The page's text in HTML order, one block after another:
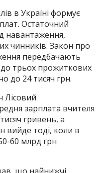
в Україні формує
Остаточний
навантаження,
чинників. Закон про
передбачають
до трьох прожиткових
до 24 тисяч грн.
Лісовий
зарплата вчителя
гривень, а
вийде тоді, коли в
60 млрд грн